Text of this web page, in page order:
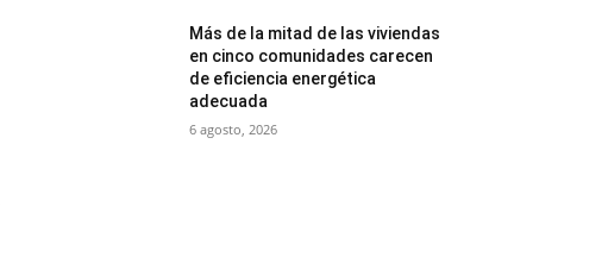
Más de la mitad de las viviendas
en cinco comunidades carecen
de eficiencia energética
adecuada
6 agosto, 2026